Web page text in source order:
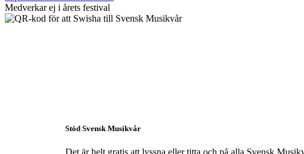
Medverkar ej i årets festival
Stöd Svensk Musikvår